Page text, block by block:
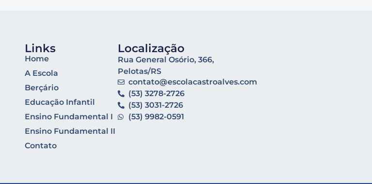
Links
Home
A Escola
Berçário
Educação Infantil
Ensino Fundamental I
Ensino Fundamental II
Contato
Localização
Rua General Osório, 366,
Pelotas/RS
contato@escolacastroalves.com
(53) 3278-2726
(53) 3031-2726
(53) 9982-0591